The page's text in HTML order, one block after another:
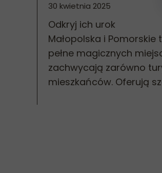
30 kwietnia 2025
Odkryj ich urok
Małopolska i Pomorskie
pełne magicznych
zachwycają zarówno
mieszkańców. Oferują